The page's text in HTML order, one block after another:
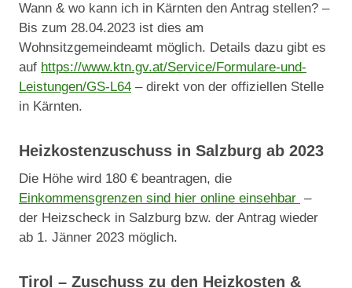
Wann & wo kann ich in Kärnten den Antrag stellen? –
Bis zum 28.04.2023 ist dies am
Wohnsitzgemeindeamt möglich. Details dazu gibt es
auf https://www.ktn.gv.at/Service/Formulare-und-
Leistungen/GS-L64 – direkt von der offiziellen Stelle
in Kärnten.
Heizkostenzuschuss in Salzburg ab 2023
Die Höhe wird 180 € beantragen, die
Einkommensgrenzen sind hier online einsehbar –
der Heizscheck in Salzburg bzw. der Antrag wieder
ab 1. Jänner 2023 möglich.
Tirol – Zuschuss zu den Heizkosten &